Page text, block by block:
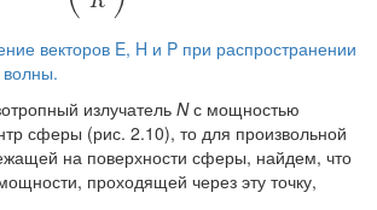
излучатель Nс мощностью
сферы (рис. 2.10), то для произвольной
на поверхности сферы, найдем, что
проходящей через эту точку,